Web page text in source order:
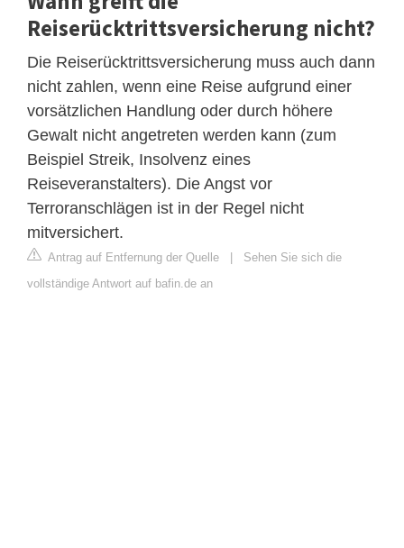
Reiserücktrittsversicherung nicht?
Die Reiserücktrittsversicherung muss auch dann
nicht zahlen, wenn eine Reise aufgrund einer
vorsätzlichen Handlung oder durch höhere
Gewalt nicht angetreten werden kann (zum
Beispiel Streik, Insolvenz eines
Reiseveranstalters). Die Angst vor
Terroranschlägen ist in der Regel nicht
mitversichert.
Antrag auf Entfernung der Quelle | Sehen Sie sich die
vollständige Antwort auf bafin.de an